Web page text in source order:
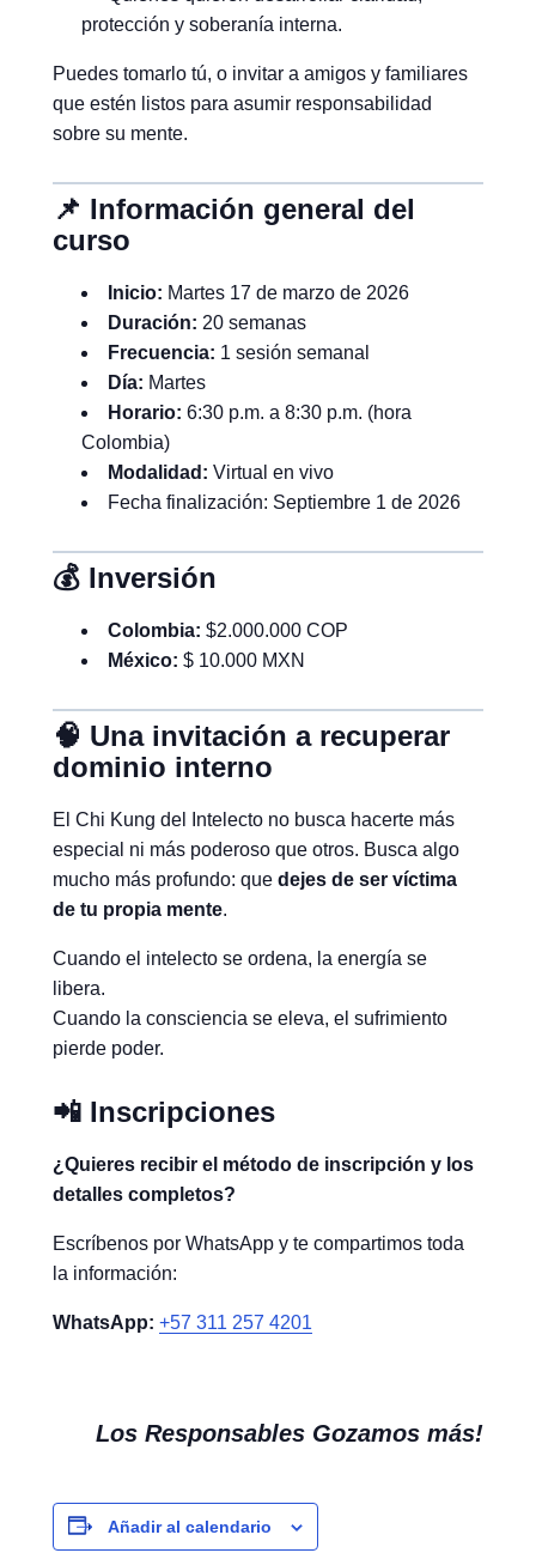
protección y soberanía interna.
Puedes tomarlo tú, o invitar a amigos y familiares
que estén listos para asumir responsabilidad
sobre su mente.
📌 Información general del
curso
Inicio: Martes 17 de marzo de 2026
Duración: 20 semanas
Frecuencia: 1 sesión semanal
Día: Martes
Horario: 6:30 p.m. a 8:30 p.m. (hora
Colombia)
Modalidad: Virtual en vivo
Fecha finalización: Septiembre 1 de 2026
💰 Inversión
Colombia: $2.000.000 COP
México: $ 10.000 MXN
🧠 Una invitación a recuperar
dominio interno
El Chi Kung del Intelecto no busca hacerte más
especial ni más poderoso que otros. Busca algo
mucho más profundo: que dejes de ser víctima
de tu propia mente.
Cuando el intelecto se ordena, la energía se
libera.
Cuando la consciencia se eleva, el sufrimiento
pierde poder.
📲 Inscripciones
¿Quieres recibir el método de inscripción y los
detalles completos?
Escríbenos por WhatsApp y te compartimos toda
la información:
WhatsApp: +57 311 257 4201
Los Responsables Gozamos más!
Añadir al calendario